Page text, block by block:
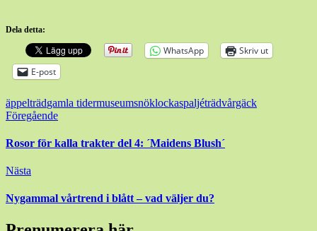
Dela detta:
WhatsApp
Skriv ut
E-post
äppelträdgamla tidermuseumsnöklockaspaljéträdvårgäck
Inläggsnavigering
Föregående
Rosor för kalla trakter del 4: ´Maidens Blush´
Nästa
Nygammal vårtrend i blått – vad väljer du?